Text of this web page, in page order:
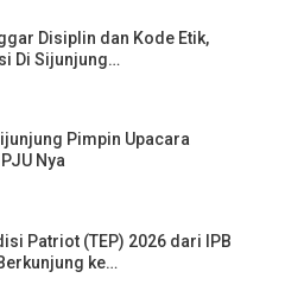
Disiplin dan Kode Etik,
Di Sijunjung…
Pimpin Upacara
Nya
Patriot (TEP) 2026 dari IPB
ke…